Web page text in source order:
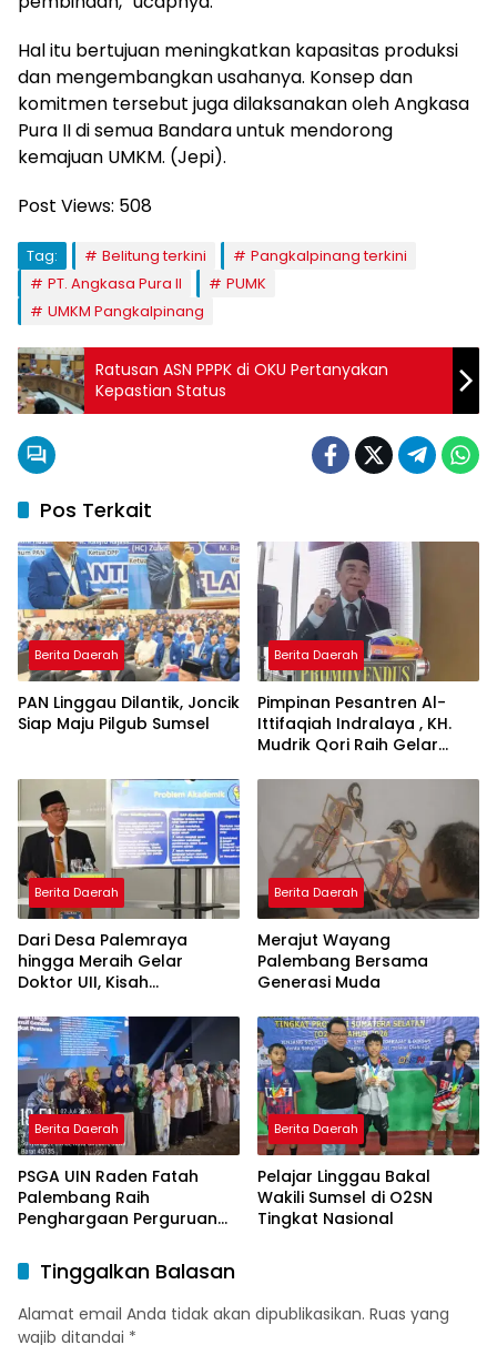
Hal itu bertujuan meningkatkan kapasitas produksi
dan mengembangkan usahanya. Konsep dan
komitmen tersebut juga dilaksanakan oleh Angkasa
Pura II di semua Bandara untuk mendorong
kemajuan UMKM. (Jepi).
Post Views: 508
Tag: Belitung terkini
Pangkalpinang terkini
PT. Angkasa Pura II
PUMK
UMKM Pangkalpinang
Ratusan ASN PPPK di OKU Pertanyakan
Kepastian Status
Pos Terkait
Berita Daerah
PAN Linggau Dilantik, Joncik
Siap Maju Pilgub Sumsel
Berita Daerah
Pimpinan Pesantren Al-
Ittifaqiah Indralaya , KH.
Mudrik Qori Raih Gelar
Model Pembelajaran
Nagham Al-Qur’an di UMM
Berita Daerah
Dari Desa Palemraya
hingga Meraih Gelar
Doktor UII, Kisah
Yogyakarta yang Pernah
Menjadi Driver Taksi Online
Berita Daerah
Merajut Wayang
Palembang Bersama
Generasi Muda
Berita Daerah
PSGA UIN Raden Fatah
Palembang Raih
Penghargaan Perguruan
Peringkat Pratama
Berita Daerah
Pelajar Linggau Bakal
Wakili Sumsel di O2SN
Tingkat Nasional
Tinggalkan Balasan
Alamat email Anda tidak akan dipublikasikan. Ruas yang
wajib ditandai *